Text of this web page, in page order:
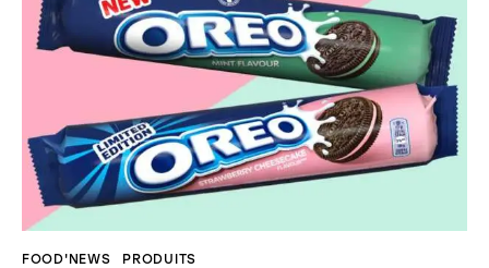
FOOD'NEWS PRODUITS